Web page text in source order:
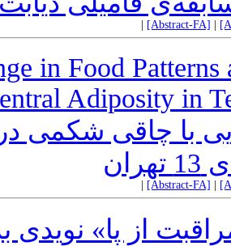
[Abstract-FA]
in Food
Adiposity in
با چاقی شکمی در
[Abstract-FA]
از پا» نویدی